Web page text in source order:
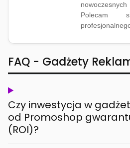
Polecam
FAQ - Gadżety
Czy inwestycja w
od Promoshop
(ROI)?